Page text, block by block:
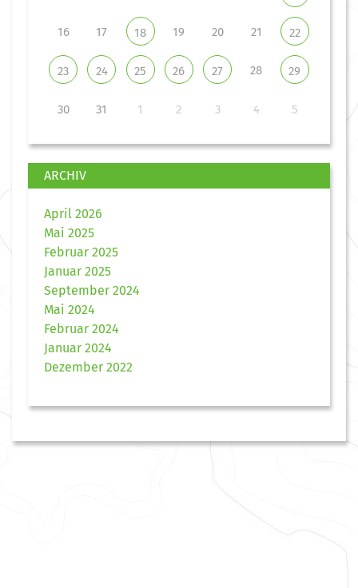
16 17 18 19 20 21 22
23 24 25 26 27 28 29
30 31 1 2 3 4 5
ARCHIV
April 2026
Mai 2025
Februar 2025
Januar 2025
September 2024
Mai 2024
Februar 2024
Januar 2024
Dezember 2022